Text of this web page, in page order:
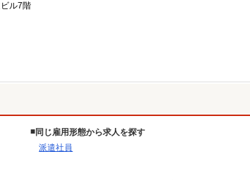
ル7階
同じ雇用形態から求人を探す
派遣社員